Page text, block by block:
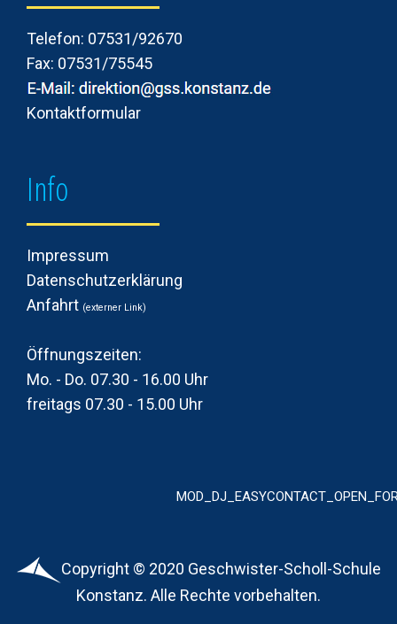
Telefon: 07531/92670
Fax: 07531/75545
Kontaktformular
Info
Impressum
Datenschutzerklärung
Anfahrt (externer Link)
Öffnungszeiten:
Mo. - Do. 07.30 - 16.00 Uhr
freitags 07.30 - 15.00 Uhr
Copyright © 2020 Geschwister-Scholl-Schule
Konstanz. Alle Rechte vorbehalten.